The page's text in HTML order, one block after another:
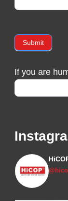
Submit
If you are